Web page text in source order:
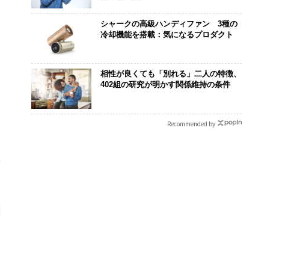
シャークの高級ハンディファン 3種の
冷却機能を搭載：気になるプロダクト
相性が良くても「別れる」二人の特徴、
402組の研究が明かす関係維持の条件
Recommended by